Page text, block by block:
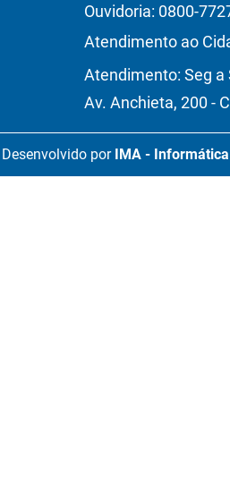
Ouvidoria: 0800-
Atendimento ao
Atendimento: Seg a
Av. Anchieta, 200 -
Desenvolvido por IMA -